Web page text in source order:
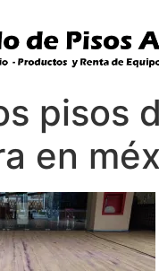
pisos
en